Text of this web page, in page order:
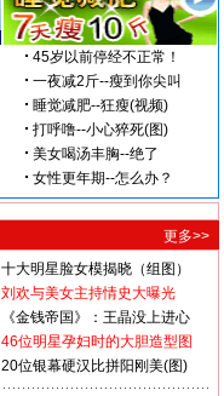
更多>>
十大明星脸女模揭晓（组图）
刘欢与美女主持情史大曝光
《金钱帝国》：王晶没上进心
46位明星孕妇时的大胆造型图
20位银幕硬汉比拼阳刚美(图)